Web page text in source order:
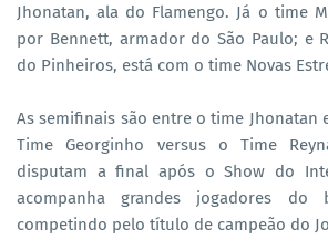
Jhonatan, ala do Flamengo. Já o time
por Bennett, armador do São Paulo; e
do Pinheiros, está com o time Novas
As semifinais são entre o time Jhonatan
Time Georginho versus o Time
disputam a final após o Show do
acompanha grandes jogadores do
competindo pelo título de campeão do